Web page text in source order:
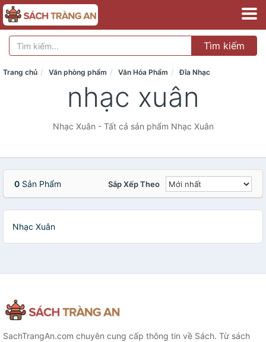
Tìm kiếm
Trang chủ Văn phòng phẩm Văn Hóa Phẩm Đĩa Nhạc
nhạc xuân
Nhạc Xuân - Tất cả sản phẩm Nhạc Xuân
0 Sản Phẩm Sắp Xếp Theo
Nhạc Xuân
SachTrangAn.com chuyên cung cấp thông tin về Sách. Từ sách